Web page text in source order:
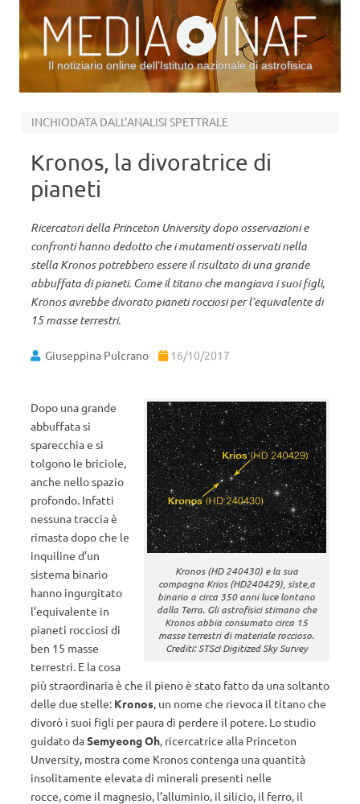
Il notiziario online dell’Istituto nazionale di astrofisica
INCHIODATA DALL’ANALISI SPETTRALE
Kronos, la divoratrice di
pianeti
Ricercatori della Princeton University dopo osservazioni e
confronti hanno dedotto che i mutamenti osservati nella
stella Kronos potrebbero essere il risultato di una grande
abbuffata di pianeti. Come il titano che mangiava i suoi figli,
Kronos avrebbe divorato pianeti rocciosi per l’equivalente di
15 masse terrestri.
Giuseppina Pulcrano 16/10/2017
Kronos (HD 240430) e la sua
compagna Krios (HD240429), siste,a
binario a circa 350 anni luce lontano
dalla Terra. Gli astrofisici stimano che
Kronos abbia consumato circa 15
masse terrestri di materiale roccioso.
Crediti: STScI Digitized Sky Survey
Dopo una grande
abbuffata si
sparecchia e si
tolgono le briciole,
anche nello spazio
profondo. Infatti
nessuna traccia è
rimasta dopo che le
inquiline d’un
sistema binario
hanno ingurgitato
l’equivalente in
pianeti rocciosi di
ben 15 masse
terrestri. E la cosa
più straordinaria è che il pieno è stato fatto da una soltanto
delle due stelle: Kronos, un nome che rievoca il titano che
divorò i suoi figli per paura di perdere il potere. Lo studio
guidato daSemyeong Oh, ricercatrice alla Princeton
Unversity, mostra come Kronos contenga una quantità
insolitamente elevata di minerali presenti nelle
rocce, come il magnesio, l’alluminio, il silicio, il ferro, il